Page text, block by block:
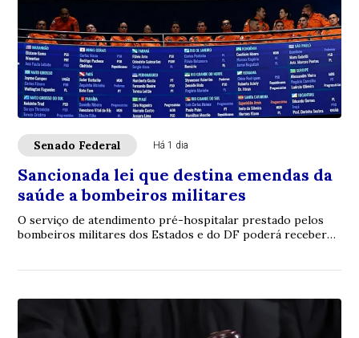
Senado Federal Há 1 dia
Sancionada lei que destina emendas da
saúde a bombeiros militares
O serviço de atendimento pré-hospitalar prestado pelos
bombeiros militares dos Estados e do DF poderá receber